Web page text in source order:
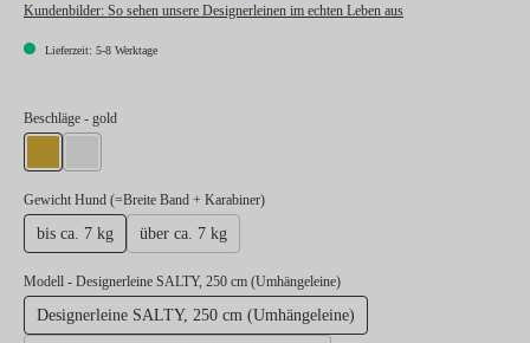
Kundenbilder: So sehen unsere Designerleinen im echten Leben aus
Lieferzeit: 5-8 Werktage
Beschlägeauswählen
- gold
Gewicht Hund (=Breite Band + Karabiner)auswählen
bis ca. 7 kg über ca. 7 kg
Modell - Designerleine SALTY, 250 cm (Umhängeleine)
Designerleine SALTY, 250 cm (Umhängeleine)